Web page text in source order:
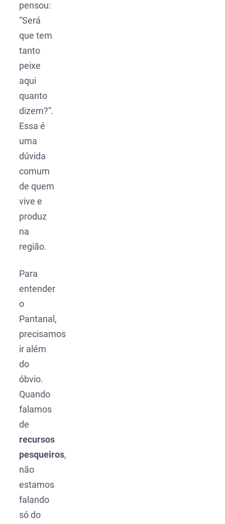
pensou:
“Será
que tem
tanto
peixe
aqui
quanto
dizem?”.
Essa é
uma
dúvida
comum
de quem
vive e
produz
na
região.
Para
entender
o
Pantanal,
precisamos
ir além
do
óbvio.
Quando
falamos
de
recursos
pesqueiros,
não
estamos
falando
só do